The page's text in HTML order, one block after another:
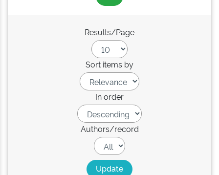
Results/Page
Sort items by
In order
Authors/record